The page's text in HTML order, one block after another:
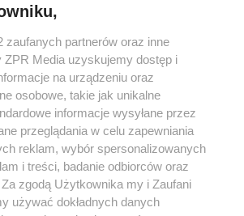
w serwisie nie może być powielany i
rozpowszechniany w jakikolwiek sposób (w
lub mechaniczny) na jakimkolwiek polu
formie, włącznie z umieszczaniem w Internecie
praw. Jakiekolwiek użycie lub
w całości lub w części z naruszeniem prawa, tzn.
zabronione pod groźbą kary i może być ścigane
zaufanych partnerów oraz inne
ZPR Media uzyskujemy dostęp i
na urządzeniu oraz
osobowe, takie jak unikalne
informacje wysyłane przez
przeglądania w celu zapewniania
reklam, wybór spersonalizowanych
i treści, badanie odbiorców oraz
Za zgodą Użytkownika my i Zaufani
używać dokładnych danych